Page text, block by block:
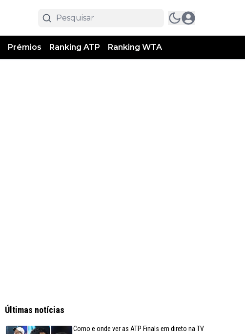
Prémios Ranking ATP Ranking WTA
Últimas notícias
Como e onde ver as ATP Finals em direto na TV